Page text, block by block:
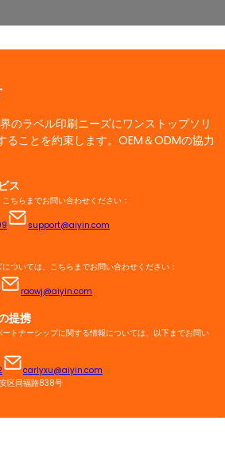
のラベル印刷ニーズにワンストップソリ
ることを約束します。OEM＆ODMの協力
ス
ちらまでお問い合わせください：
support@aiyin.com
ついては、こちらまでお問い合わせください：
raowj@aiyin.com
提携
トナーシップに関する情報については、以下までお問い
carlyxu@aiyin.com
区同福路838号